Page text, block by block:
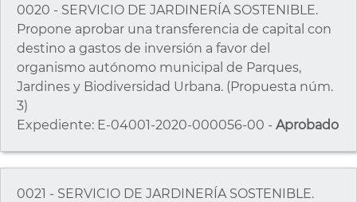
0020 - SERVICIO DE JARDINERÍA SOSTENIBLE.
Propone aprobar una transferencia de capital con
destino a gastos de inversión a favor del
organismo autónomo municipal de Parques,
Jardines y Biodiversidad Urbana. (Propuesta núm.
3)
Expediente: E-04001-2020-000056-00 - Aprobado
0021 - SERVICIO DE JARDINERÍA SOSTENIBLE.